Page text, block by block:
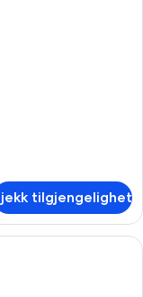
tilgjengelighet